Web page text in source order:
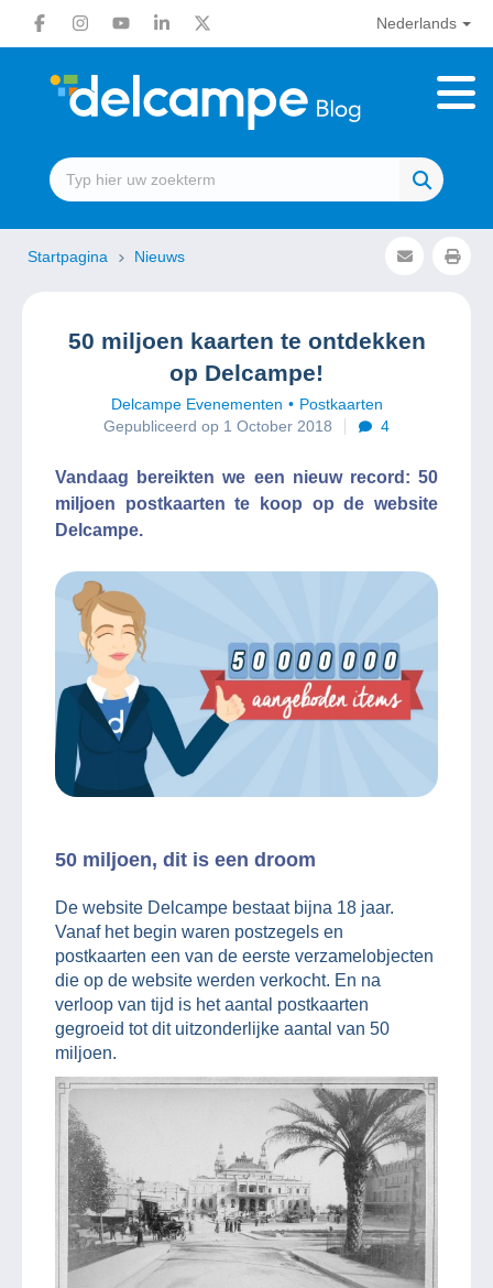
Nederlands
Startpagina Nieuws
50 miljoen kaarten te ontdekken
op Delcampe!
Delcampe Evenementen
Postkaarten
Gepubliceerd op 1 October 2018
4
Vandaag bereikten we een nieuw record: 50
miljoen postkaarten te koop op de website
Delcampe.
50 miljoen, dit is een droom
De website Delcampe bestaat bijna 18 jaar.
Vanaf het begin waren postzegels en
postkaarten een van de eerste verzamelobjecten
die op de website werden verkocht. En na
verloop van tijd is het aantal postkaarten
gegroeid tot dit uitzonderlijke aantal van 50
miljoen.